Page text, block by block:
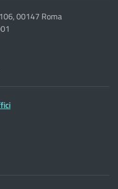
00147 Roma